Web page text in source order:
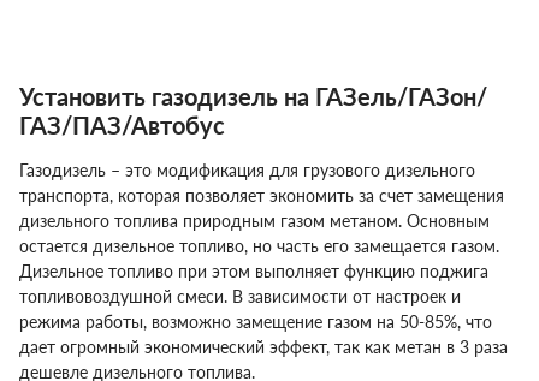
Установить газодизель на ГАЗель/ГАЗон/
ГАЗ/ПАЗ/Автобус
Газодизель – это модификация для грузового дизельного
транспорта, которая позволяет экономить за счет замещения
дизельного топлива природным газом метаном. Основным
остается дизельное топливо, но часть его замещается газом.
Дизельное топливо при этом выполняет функцию поджига
топливовоздушной смеси. В зависимости от настроек и
режима работы, возможно замещение газом на 50-85%, что
дает огромный экономический эффект, так как метан в 3 раза
дешевле дизельного топлива.